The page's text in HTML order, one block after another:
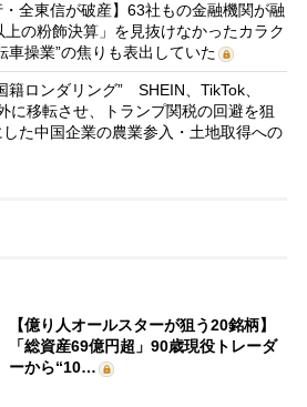
・全東信が破産】63社もの金融機関が融
の粉飾決算」を見抜けなかったカラク
操業”の焦りも表出していた
籍ロンダリング” SHEIN、TikTok、
に移転させ、トランプ関税の回避を狙
た中国企業の農業参入・土地取得への
【億り人オールスターが狙う20銘柄】
「総資産69億円超」90歳現役トレーダ
ーから“10…